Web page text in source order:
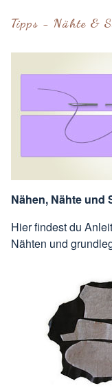
Tipps - Nähte &
Nähen, Nähte und
Hier findest du
Nähten und